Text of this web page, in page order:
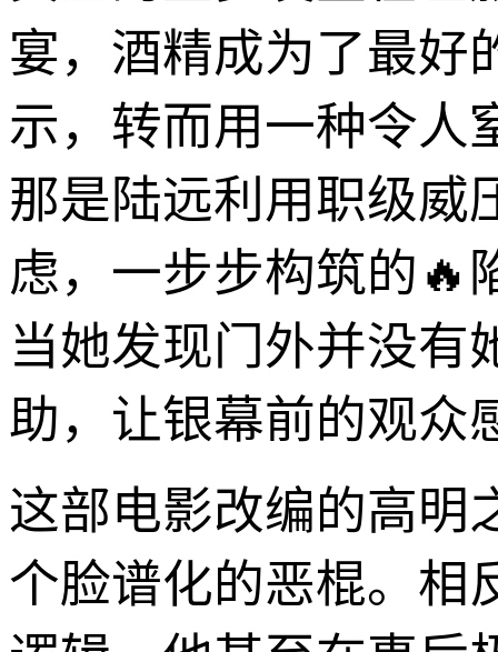
宴，酒精成为了最好
示，转而用一种令人
那是陆远利用职级威
虑，一步步构筑的🔥
当她发现门外并没有
助，让银幕前的观众
这部电影改编的高明
个脸谱化的恶棍。相